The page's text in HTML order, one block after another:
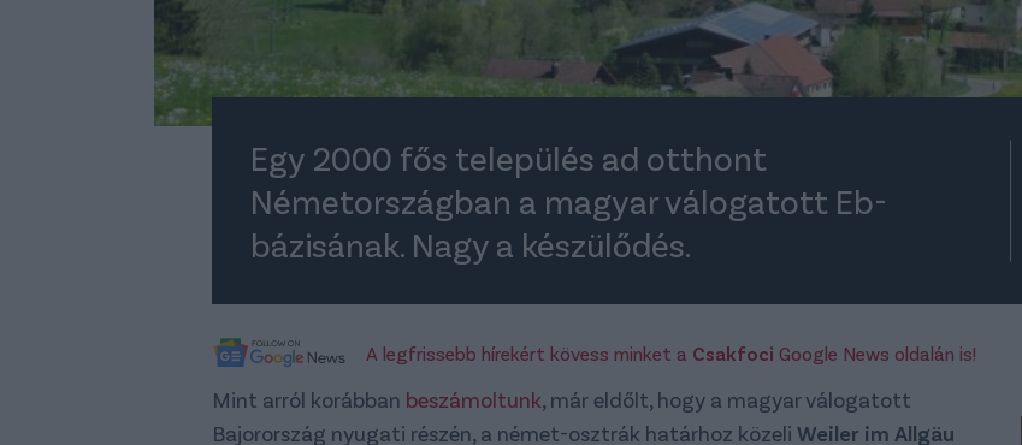
Egy 2000 fős település ad otthont
Németországban a magyar válogatott Eb-
bázisának. Nagy a készülődés.
A legfrissebb hírekért kövess minket a Csakfoci Google News oldalán is!
Mint arról korábban beszámoltunk, már eldőlt, hogy a magyar válogatott
Bajorország nyugati részén, a német-osztrák határhoz közeli Weiler im Allgäu